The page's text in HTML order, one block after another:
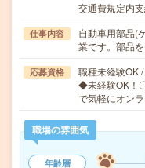
交通費規定内
仕事内容
自動車用部品(
業です。部品
応募資格
職種未経験OK
◆未経験OK！
で気軽にオン
職場の雰囲気
年齢層